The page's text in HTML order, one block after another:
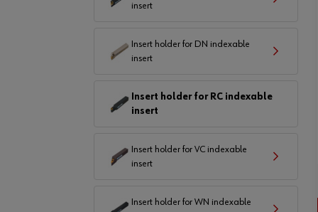
insert
Insert holder for DN indexable
insert
Insert holder for RC indexable
insert
Insert holder for VC indexable
insert
Insert holder for WN indexable